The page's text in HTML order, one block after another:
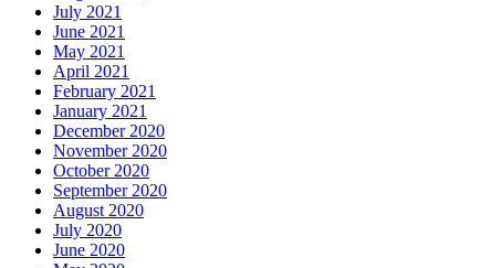
July 2021
June 2021
May 2021
April 2021
February 2021
January 2021
December 2020
November 2020
October 2020
September 2020
August 2020
July 2020
June 2020